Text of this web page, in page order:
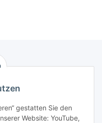
gestatten Sie den
Website: YouTube,